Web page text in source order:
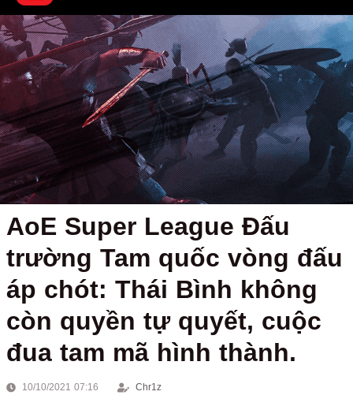
AoE Super League Đấu
trường Tam quốc vòng đấu
áp chót: Thái Bình không
còn quyền tự quyết, cuộc
đua tam mã hình thành.
10/10/2021 07:16 Chr1z